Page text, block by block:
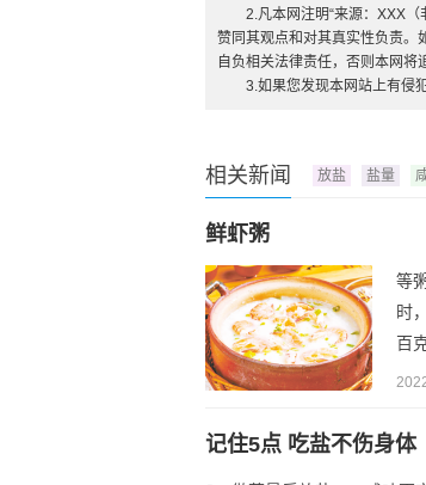
2.凡本网注明“来源：XXX
赞同其观点和对其真实性负责。
自负相关法律责任，否则本网将
3.如果您发现本网站上有侵
相关新闻 放盐 盐量
鲜虾粥
等
时
百
记住5点 吃盐不伤身体